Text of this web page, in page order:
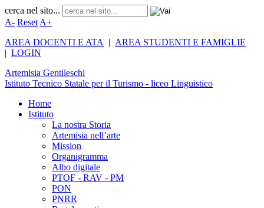
cerca nel sito...
A- Reset A+
AREA DOCENTI E ATA
| AREA STUDENTI E FAMIGLIE
| LOGIN
Artemisia Gentileschi
Istituto Tecnico Statale per il Turismo - liceo Linguistico
Home
Istituto
La nostra Storia
Artemisia nell’arte
Mission
Organigramma
Albo digitale
PTOF - RAV - PM
PON
PNRR